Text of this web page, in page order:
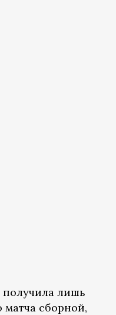
получила лишь
матча сборной,